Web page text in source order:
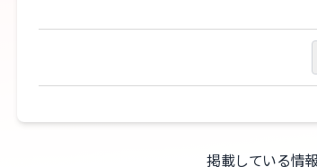
掲載している情